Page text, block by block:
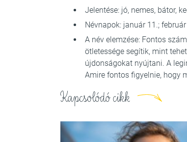
Jelentése: jó, nemes, bátor,
Névnapok: január 11.;
A név elemzése: Fontos
ötletessége segítik, mint
újdonságokat nyújtani. A
Amire fontos figyelnie, hogy
Kapcsolódó cikk